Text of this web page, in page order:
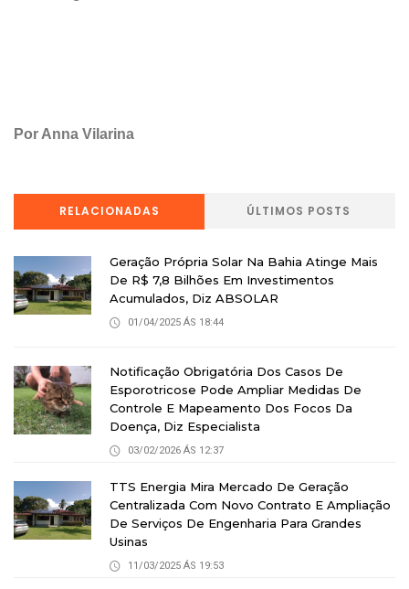
Por Anna Vilarina
RELACIONADAS ÚLTIMOS POSTS
Geração Própria Solar Na Bahia Atinge Mais
De R$ 7,8 Bilhões Em Investimentos
Acumulados, Diz ABSOLAR
01/04/2025 ÁS 18:44
Notificação Obrigatória Dos Casos De
Esporotricose Pode Ampliar Medidas De
Controle E Mapeamento Dos Focos Da
Doença, Diz Especialista
03/02/2026 ÁS 12:37
TTS Energia Mira Mercado De Geração
Centralizada Com Novo Contrato E Ampliação
De Serviços De Engenharia Para Grandes
Usinas
11/03/2025 ÁS 19:53